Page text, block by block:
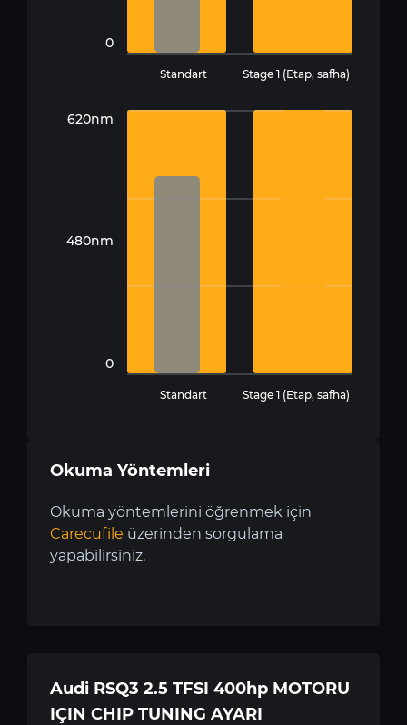
0
Standart Stage 1 (Etap, safha)
620nm
480nm
0
Standart Stage 1 (Etap, safha)
Okuma Yöntemleri
Okuma yöntemlerini öğrenmek için
Carecufile üzerinden sorgulama
yapabilirsiniz.
Audi RSQ3 2.5 TFSI 400hp MOTORU
IÇIN CHIP TUNING AYARI